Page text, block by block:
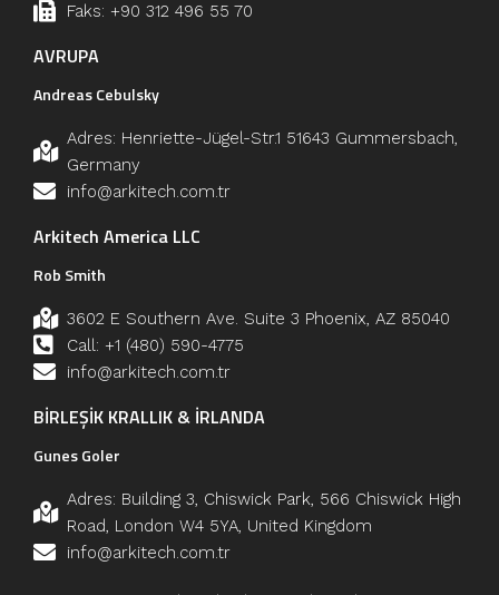
Faks: +90 312 496 55 70
AVRUPA
Andreas Cebulsky
Adres: Henriette-Jügel-Str.1 51643 Gummersbach,
Germany
info@arkitech.com.tr
Arkitech America LLC
Rob Smith
3602 E Southern Ave. Suite 3 Phoenix, AZ 85040
Call: +1 (480) 590-4775
info@arkitech.com.tr
BİRLEŞİK KRALLIK & İRLANDA
Gunes Goler
Adres: Building 3, Chiswick Park, 566 Chiswick High
Road, London W4 5YA, United Kingdom
info@arkitech.com.tr